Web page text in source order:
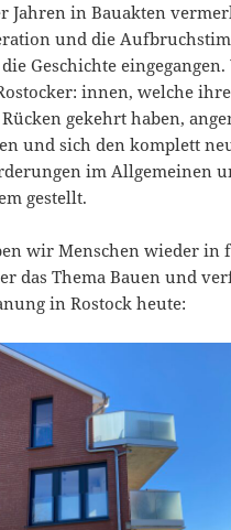
Jahren in Bauakten
und die
Geschichte
innen, welche
gekehrt haben,
und sich den komplett
im Allgemeinen
gestellt.
wir Menschen wieder in
das Thema Bauen und
in Rostock heute: